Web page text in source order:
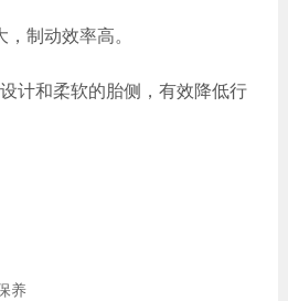
制动效率高。
计和柔软的胎侧，有效降低行
养